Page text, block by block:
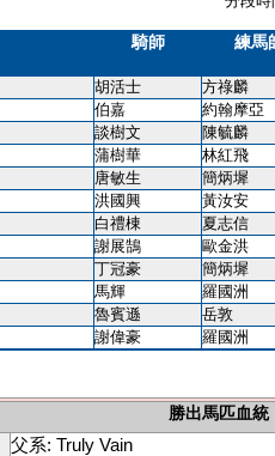
騎師 練馬
胡活士 方祿麟
伯嘉 約翰摩亞
談樹文 陳毓麟
蒲樹華 林紅飛
唐敏生 簡炳墀
洪國興 黃汝安
白禮棟 夏志信
謝展鵠 歐金洪
丁冠豪 簡炳墀
馬輝 羅國洲
魯賓遜 岳敦
謝偉豪
羅國洲
勝出馬匹血統
父系: Truly Vain